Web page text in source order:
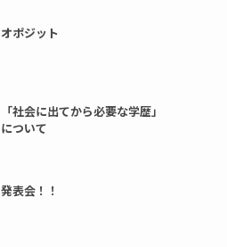
オポジット
「社会に出てから必要な学歴」
について
発表会！！